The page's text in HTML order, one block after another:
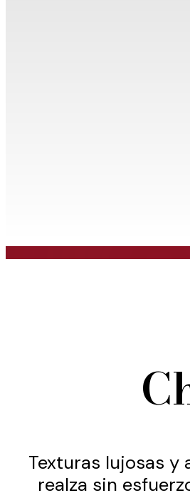
Texturas lujosas y
realza sin